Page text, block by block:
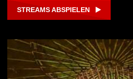
STREAMS ABSPIELEN